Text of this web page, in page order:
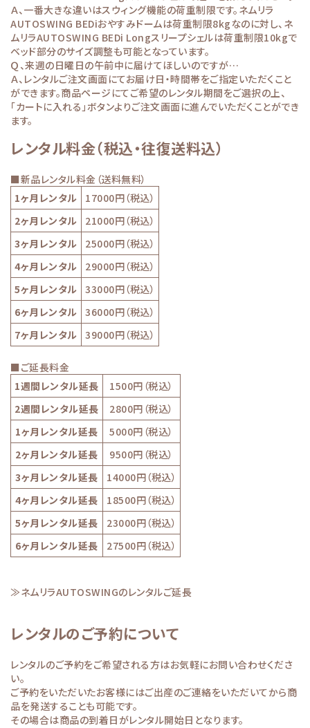
Ａ、一番大きな違いはスウィング機能の荷重制限です。ネムリラ
AUTOSWING BEDiおやすみドームは荷重制限8kgなのに対し、ネ
ムリラAUTOSWING BEDi Longスリープシェルは荷重制限10kgで
ベッド部分のサイズ調整も可能となっています。
Ｑ、来週の日曜日の午前中に届けてほしいのですが…
Ａ、レンタルご注文画面にてお届け日・時間帯をご指定いただくこと
ができます。商品ページにてご希望のレンタル期間をご選択の上、
「カートに入れる」ボタンよりご注文画面に進んでいただくことができ
ます。
レンタル料金（税込・往復送料込）
■新品レンタル料金（送料無料）
1ヶ月レンタル
17000円（税込）
2ヶ月レンタル
21000円（税込）
3ヶ月レンタル
25000円（税込）
4ヶ月レンタル
29000円（税込）
5ヶ月レンタル 33000円（税込）
6ヶ月レンタル 36000円（税込）
7ヶ月レンタル 39000円（税込）
■ご延長料金
1週間レンタル延長
1500円（税込）
2週間レンタル延長
2800円（税込）
1ヶ月レンタル延長
5000円（税込）
2ヶ月レンタル延長
9500円（税込）
3ヶ月レンタル延長
14000円（税込）
4ヶ月レンタル延長
18500円（税込）
5ヶ月レンタル延長
23000円（税込）
6ヶ月レンタル延長
27500円（税込）
≫ネムリラAUTOSWINGのレンタルご延長
レンタルのご予約について
レンタルのご予約をご希望される方はお気軽にお問い合わせくださ
い。
ご予約をいただいたお客様にはご出産のご連絡をいただいてから商
品を発送することも可能です。
その場合は商品の到着日がレンタル開始日となります。